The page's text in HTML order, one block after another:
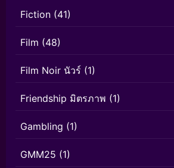
Fiction (41)
Film (48)
Film Noir นัวร์ (1)
Friendship มิตรภาพ (1)
Gambling (1)
GMM25 (1)